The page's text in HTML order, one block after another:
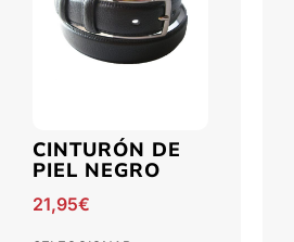
CINTURÓN DE
PIEL NEGRO
21,95€